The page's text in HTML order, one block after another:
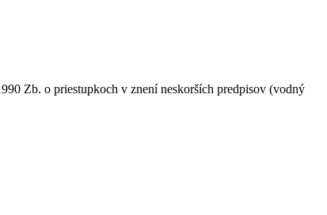
Zb. o priestupkoch v znení neskorších predpisov (vodný